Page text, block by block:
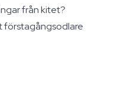
från kitet?
förstagångsodlare